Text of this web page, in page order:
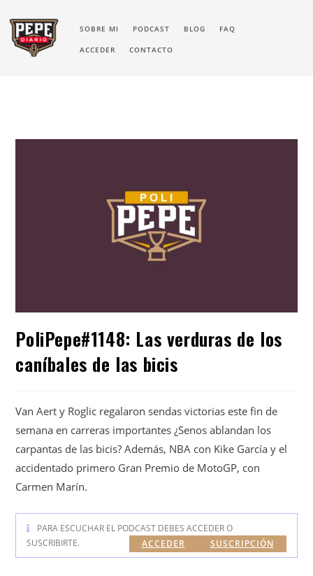
SOBRE MI PODCAST BLOG FAQ
ACCEDER CONTACTO
PoliPepe#1148: Las verduras de los
caníbales de las bicis
Van Aert y Roglic regalaron sendas victorias este fin de
semana en carreras importantes ¿Senos ablandan los
carpantas de las bicis? Además, NBA con Kike García y el
accidentado primero Gran Premio de MotoGP, con
Carmen Marín.
PARA ESCUCHAR EL PODCAST DEBES ACCEDER O
SUSCRIBIRTE.
SUSCRIPCIÓN
ACCEDER